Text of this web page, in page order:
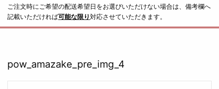
ご注文時にご希望の配送希望日をお選びいただけない場合は、備考欄へ
記載いただければ可能な限り対応させていただきます。
pow_amazake_pre_img_4